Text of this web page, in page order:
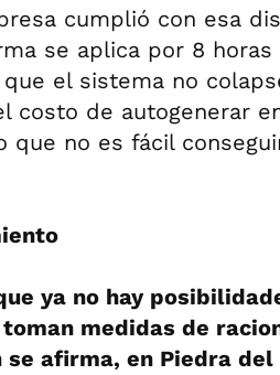
cumplió con esa
se aplica por 8 horas
el sistema no
costo de autogenerar
que no es fácil
ya no hay
medidas de
se afirma, en Piedra